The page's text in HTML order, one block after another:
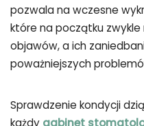
pozwala na wczesne
które na początku
objawów, a ich
poważniejszych
Sprawdzenie kondycji
każdy gabinet